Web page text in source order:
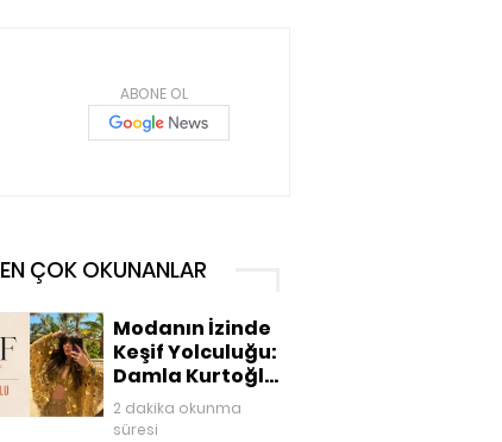
ABONE OL
EN ÇOK OKUNANLAR
Modanın İzinde
Keşif Yolculuğu:
Damla Kurtoğlu
Akgönenç
2 dakika okunma
süresi